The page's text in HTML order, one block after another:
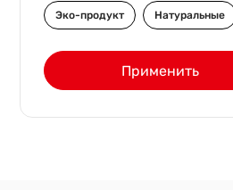
Эко-продукт Натуральные
Применить